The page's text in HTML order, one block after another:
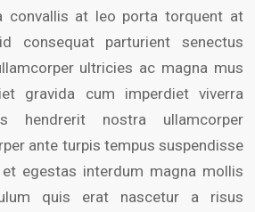
convallis at leo porta torquent at
consequat parturient senectus
ultricies ac magna mus
gravida cum imperdiet viverra
hendrerit nostra ullamcorper
ante turpis tempus suspendisse
egestas interdum magna mollis
quis erat nascetur a risus